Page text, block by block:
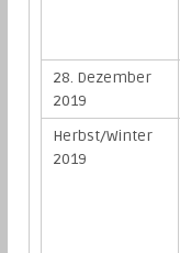
28. Dezember
2019
Herbst/Winter
2019